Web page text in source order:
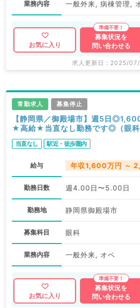
業務内容 一般外来, 病棟管理,
お気に入り
募集状況を
問い合わせる
求人更新日 : 2025/
常勤求人 募集停止
【静岡県／御殿場市】週5日
★高給★当直なし勤務です◎（眼科
当直なし 駅近・徒歩圏内
給与 年収1,600万円 ～
勤務日数 週4.00日〜5.00日
勤務地 静岡県御殿場市
募集科目 眼科
業務内容 一般外来, オペ
お気に入り
募集状況を
問い合わせる